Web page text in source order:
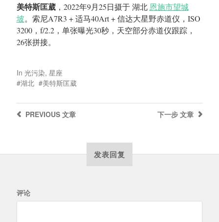
美特斯匡葳，2022年9月25日摄于 湖北 恩施市望城
坡。索尼A7R3 + 适马40Art + 信达大星野赤道仪，ISO
3200，f/2.2，单张曝光30秒，天空部分赤道仪跟踪，
26张拼接。
In 光污染, 星座
湖北
美特斯匡葳
下一步 文章
PREVIOUS文章
发表回复
评论